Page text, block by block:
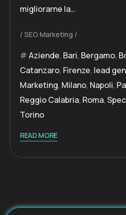
migliorarne la…
SEO Marketing
Aziende, Bari, Bergamo,
Catanzaro, Firenze, lead
Marketing, Milano, Napoli,
Reggio Calabria, Roma,
Torino
READ MORE